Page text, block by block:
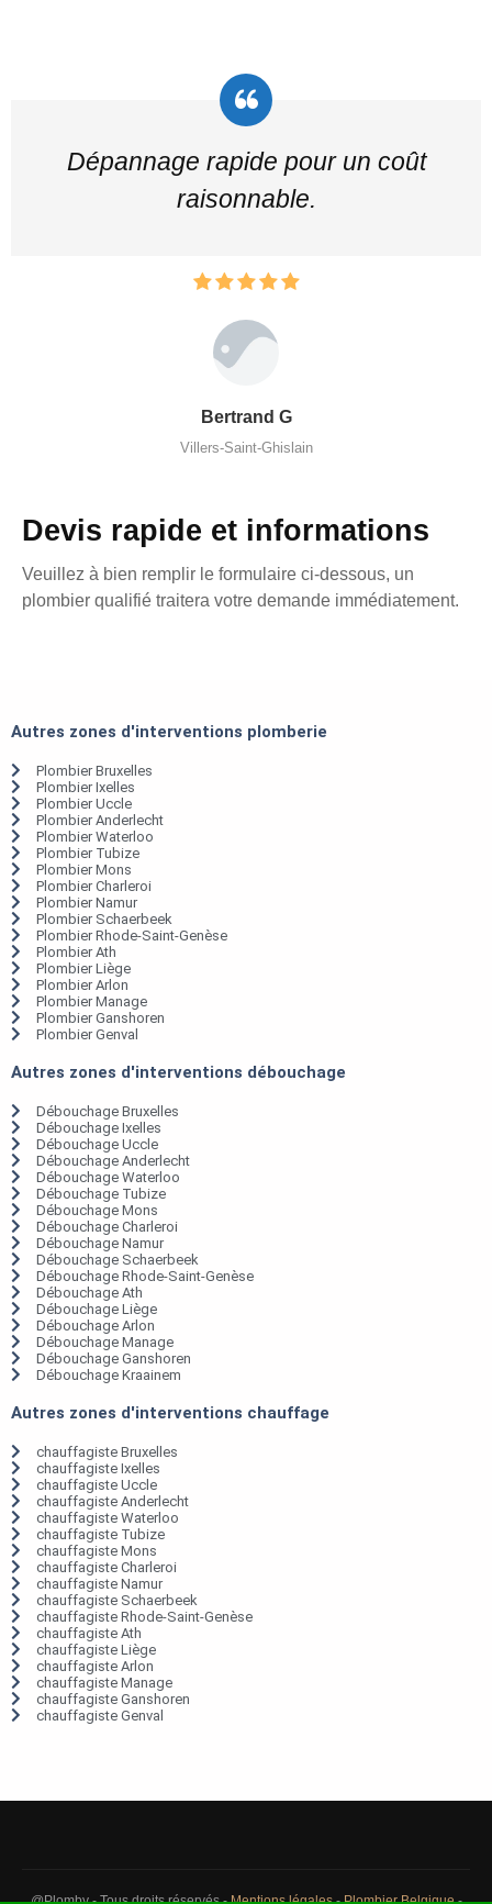
Dépannage rapide pour un coût
raisonnable.
Bertrand G
Villers-Saint-Ghislain
Devis rapide et informations
Veuillez à bien remplir le formulaire ci-dessous, un
plombier qualifié traitera votre demande immédiatement.
Autres zones d'interventions plomberie
Plombier Bruxelles
Plombier Ixelles
Plombier Uccle
Plombier Anderlecht
Plombier Waterloo
Plombier Tubize
Plombier Mons
Plombier Charleroi
Plombier Namur
Plombier Schaerbeek
Plombier Rhode-Saint-Genèse
Plombier Ath
Plombier Liège
Plombier Arlon
Plombier Manage
Plombier Ganshoren
Plombier Genval
Autres zones d'interventions débouchage
Débouchage Bruxelles
Débouchage Ixelles
Débouchage Uccle
Débouchage Anderlecht
Débouchage Waterloo
Débouchage Tubize
Débouchage Mons
Débouchage Charleroi
Débouchage Namur
Débouchage Schaerbeek
Débouchage Rhode-Saint-Genèse
Débouchage Ath
Débouchage Liège
Débouchage Arlon
Débouchage Manage
Débouchage Ganshoren
Débouchage Kraainem
Autres zones d'interventions chauffage
chauffagiste Bruxelles
chauffagiste Ixelles
chauffagiste Uccle
chauffagiste Anderlecht
chauffagiste Waterloo
chauffagiste Tubize
chauffagiste Mons
chauffagiste Charleroi
chauffagiste Namur
chauffagiste Schaerbeek
chauffagiste Rhode-Saint-Genèse
chauffagiste Ath
chauffagiste Liège
chauffagiste Arlon
chauffagiste Manage
chauffagiste Ganshoren
chauffagiste Genval
@Plomby - Tous droits réservés -Mentions légales-Plombier Belgique-